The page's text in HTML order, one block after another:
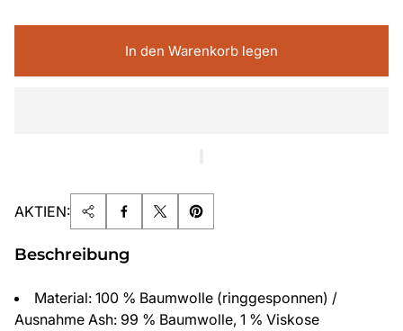
In den Warenkorb legen
AKTIEN:
Beschreibung
Material: 100 % Baumwolle (ringgesponnen) /
Ausnahme Ash: 99 % Baumwolle, 1 % Viskose